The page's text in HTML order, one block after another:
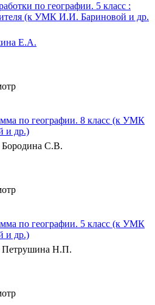
по географии. 5 класс :
(к УМК И.И. Бариновой и др.
Е.А.
по географии. 8 класс (к УМК
и др.)
Бородина С.В.
по географии. 5 класс (к УМК
и др.)
Петрушина Н.П.